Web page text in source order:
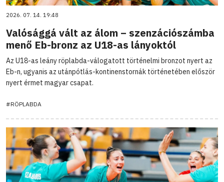
2026. 07. 14. 19:48
Valósággá vált az álom – szenzációszámba
menő Eb-bronz az U18-as lányoktól
Az U18-as leány röplabda-válogatott történelmi bronzot nyert az
Eb-n, ugyanis az utánpótlás-kontinenstornák történetében először
nyert érmet magyar csapat.
#RÖPLABDA